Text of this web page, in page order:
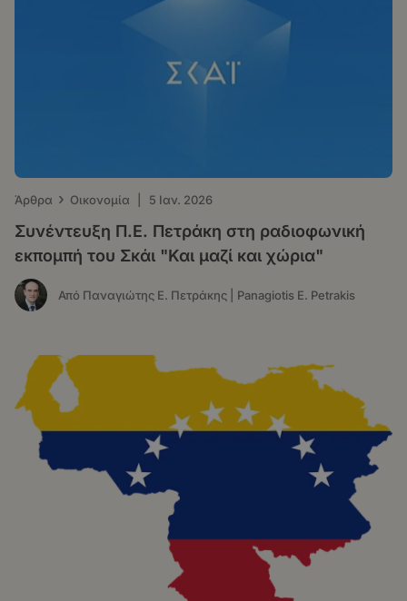
Άρθρα › Οικονομία 5 Ιαν. 2026
Συνέντευξη Π.Ε. Πετράκη στη ραδιοφωνική
εκπομπή του Σκάι "Και μαζί και χώρια"
Από Παναγιώτης Ε. Πετράκης | Panagiotis E. Petrakis